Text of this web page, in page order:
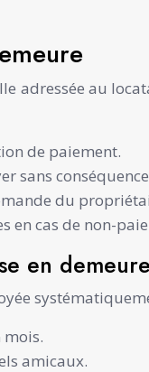
adressée au
de paiement.
sans
du
en cas de non-
en demeure
mois.
amicaux.